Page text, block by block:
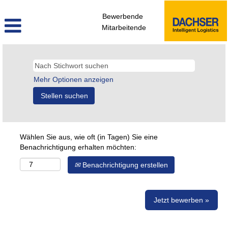
Bewerbende
Mitarbeitende
Mehr Optionen anzeigen
Wählen Sie aus, wie oft (in Tagen) Sie eine
Benachrichtigung erhalten möchten:
Benachrichtigung erstellen
Jetzt bewerben »